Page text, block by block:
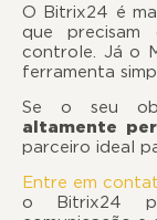
O Bitrix24 é
que
controle. Já o
ferramenta
Se o seu
altamente
parceiro ideal
Entre em
o Bitrix24